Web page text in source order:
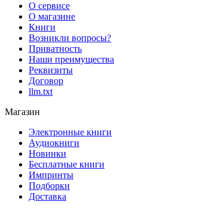
О сервисе
О магазине
Книги
Возникли вопросы?
Приватность
Наши преимущества
Реквизиты
Договор
llm.txt
Магазин
Электронные книги
Аудиокниги
Новинки
Бесплатные книги
Импринты
Подборки
Доставка